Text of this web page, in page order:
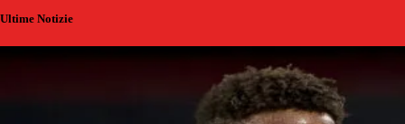
Ultime Notizie